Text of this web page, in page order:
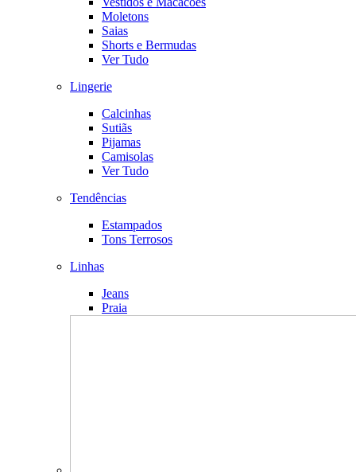
Moletons
Saias
Shorts e Bermudas
Ver Tudo
Lingerie
Calcinhas
Sutiãs
Pijamas
Camisolas
Ver Tudo
Tendências
Estampados
Tons Terrosos
Linhas
Jeans
Praia